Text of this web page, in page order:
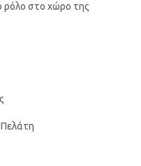
ρόλο στο χώρο της